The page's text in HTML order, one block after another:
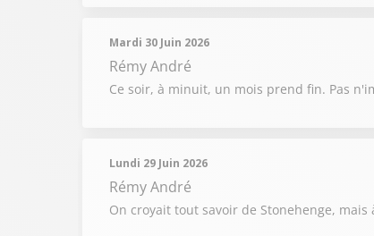
Mardi 30 Juin 2026
Rémy André
Ce soir, à minuit, un mois prend fin. Pas
Lundi 29 Juin 2026
Rémy André
On croyait tout savoir de Stonehenge,